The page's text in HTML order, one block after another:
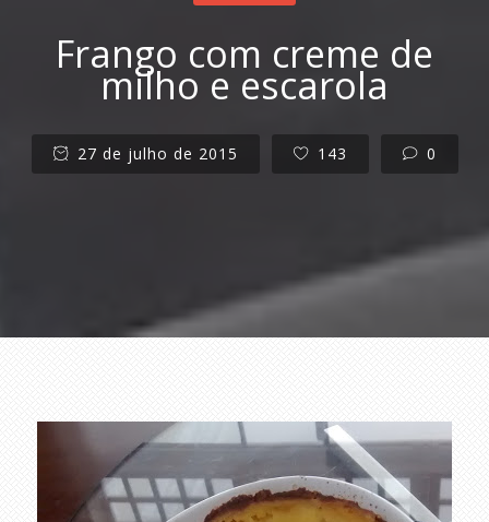
Frango com creme de
milho e escarola
27 de julho de 2015 143 0